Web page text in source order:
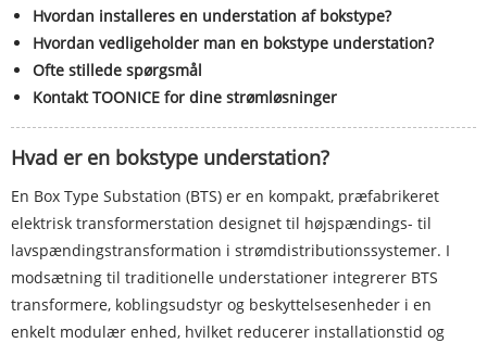
Hvordan installeres en understation af bokstype?
Hvordan vedligeholder man en bokstype understation?
Ofte stillede spørgsmål
Kontakt TOONICE for dine strømløsninger
Hvad er en bokstype understation?
En Box Type Substation (BTS) er en kompakt, præfabrikeret
elektrisk transformerstation designet til højspændings- til
lavspændingstransformation i strømdistributionssystemer. I
modsætning til traditionelle understationer integrerer BTS
transformere, koblingsudstyr og beskyttelsesenheder i en
enkelt modulær enhed, hvilket reducerer installationstid og